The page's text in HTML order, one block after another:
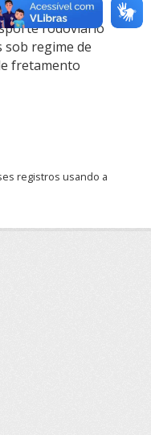
para a
rodoviário
sob regime de
fretamento
registros usando a